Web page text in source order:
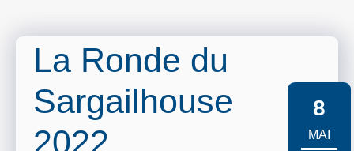
La Ronde du
Sargailhouse
2022
8
MAI